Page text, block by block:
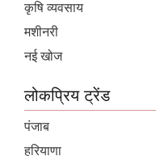
कृषि व्यवसाय
मशीनरी
नई खोज
लोकप्रिय ट्रेंड
पंजाब
हरियाणा